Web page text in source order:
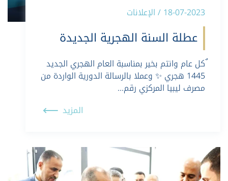
18-07-2023 / الإعلانات
عطلة السنة الهجرية الجديدة
ٌكل عام وانتم بخير بمناسبة العام الهجري الجديد
1445 هجري ✨ وعملا بالرسالة الدورية الواردة من
مصرف ليبيا المركزي رقم…
المزيد